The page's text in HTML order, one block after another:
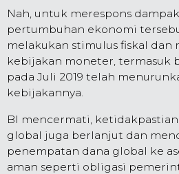
Nah, untuk merespons
pertumbuhan ekonomi
melakukan stimulus fiskal
kebijakan moneter, termasuk
pada Juli 2019 telah
kebijakannya.
BI mencermati,
global juga berlanjut dan
penempatan dana global ke
aman seperti obligasi